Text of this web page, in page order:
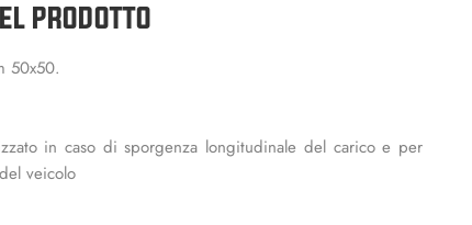
PRODOTTO
50x50.
in caso di sporgenza longitudinale del carico e per
veicolo